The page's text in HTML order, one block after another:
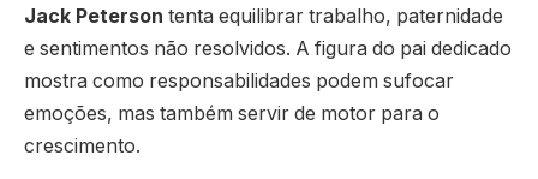
Jack Peterson tenta equilibrar trabalho, paternidade
e sentimentos não resolvidos. A figura do pai dedicado
mostra como responsabilidades podem sufocar
emoções, mas também servir de motor para o
crescimento.